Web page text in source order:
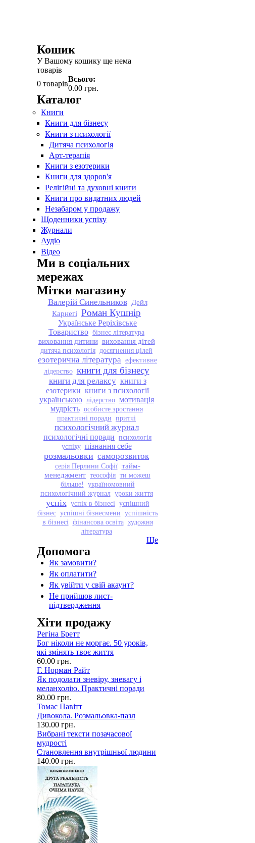
Кошик
У Вашому кошику ще нема
товарів
0 товарів
Всього:
0.00 грн.
Каталог
Книги
Книги для бізнесу
Книги з психології
Дитяча психологія
Арт-терапія
Книги з езотерики
Книги для здоров'я
Релігійні та духовні книги
Книги про видатних людей
Незабаром у продажу
Щоденники успіху
Журнали
Аудіо
Відео
Ми в соціальних
мережах
Мітки магазину
Валерій Синельников Дейл
Карнегі Роман Кушнір
Українське Реріхівське
Товариство бізнес література
виховання дитини виховання дітей
дитяча психологія досягнення цілей
езотерична література ефективне
лідерство книги для бізнесу
книги для релаксу книги з
езотерики книги з психології
українською лідерство мотивація
мудрість особисте зростання
практичні поради притчі
психологічний журнал
психологічні поради психологія
успіху пізнання себе
розмальовки саморозвиток
серія Перлини Софії тайм-
менеджмент теософія ти можеш
більше!
україномовний
психологічний журнал уроки життя
успіх успіх в бізнесі успішний
бізнес успішні бізнесмени успішність
в бізнесі фінансова освіта художня
література
Ще
Допомога
Як замовити?
Як оплатити?
Як увійти у свій акаунт?
Не прийшов лист-
підтвердження
Хіти продажу
Регіна Бретт
Бог ніколи не моргає. 50 уроків,
які змінять твоє життя
60.00 грн.
Г. Норман Райт
Як подолати зневіру, зневагу і
меланхолію. Практичні поради
80.00 грн.
Томас Павітт
Дивокола. Розмальовка-пазл
130.00 грн.
Вибрані тексти позачасової
мудрості
Становлення внутрішньої людини
140.00 грн.